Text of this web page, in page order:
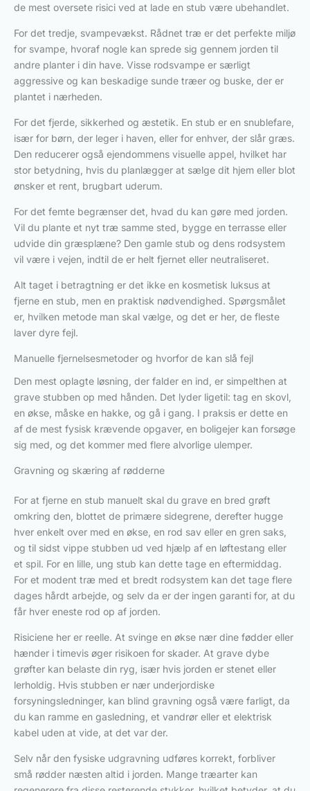
de mest oversete risici ved at lade en stub være ubehandlet.
For det tredje, svampevækst. Rådnet træ er det perfekte miljø
for svampe, hvoraf nogle kan sprede sig gennem jorden til
andre planter i din have. Visse rodsvampe er særligt
aggressive og kan beskadige sunde træer og buske, der er
plantet i nærheden.
For det fjerde, sikkerhed og æstetik. En stub er en snublefare,
især for børn, der leger i haven, eller for enhver, der slår græs.
Den reducerer også ejendommens visuelle appel, hvilket har
stor betydning, hvis du planlægger at sælge dit hjem eller blot
ønsker et rent, brugbart uderum.
For det femte begrænser det, hvad du kan gøre med jorden.
Vil du plante et nyt træ samme sted, bygge en terrasse eller
udvide din græsplæne? Den gamle stub og dens rodsystem
vil være i vejen, indtil de er helt fjernet eller neutraliseret.
Alt taget i betragtning er det ikke en kosmetisk luksus at
fjerne en stub, men en praktisk nødvendighed. Spørgsmålet
er, hvilken metode man skal vælge, og det er her, de fleste
laver dyre fejl.
Manuelle fjernelsesmetoder og hvorfor de kan slå fejl
Den mest oplagte løsning, der falder en ind, er simpelthen at
grave stubben op med hånden. Det lyder ligetil: tag en skovl,
en økse, måske en hakke, og gå i gang. I praksis er dette en
af de mest fysisk krævende opgaver, en boligejer kan forsøge
sig med, og det kommer med flere alvorlige ulemper.
Gravning og skæring af rødderne
For at fjerne en stub manuelt skal du grave en bred grøft
omkring den, blottet de primære sidegrene, derefter hugge
hver enkelt over med en økse, en rod sav eller en gren saks,
og til sidst vippe stubben ud ved hjælp af en løftestang eller
et spil. For en lille, ung stub kan dette tage en eftermiddag.
For et modent træ med et bredt rodsystem kan det tage flere
dages hårdt arbejde, og selv da er der ingen garanti for, at du
får hver eneste rod op af jorden.
Risiciene her er reelle. At svinge en økse nær dine fødder eller
hænder i timevis øger risikoen for skader. At grave dybe
grøfter kan belaste din ryg, især hvis jorden er stenet eller
lerholdig. Hvis stubben er nær underjordiske
forsyningsledninger, kan blind gravning også være farligt, da
du kan ramme en gasledning, et vandrør eller et elektrisk
kabel uden at vide, at det var der.
Selv når den fysiske udgravning udføres korrekt, forbliver
små rødder næsten altid i jorden. Mange træarter kan